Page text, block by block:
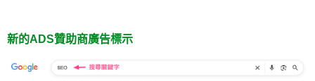
新的ADS贊助商廣告標示